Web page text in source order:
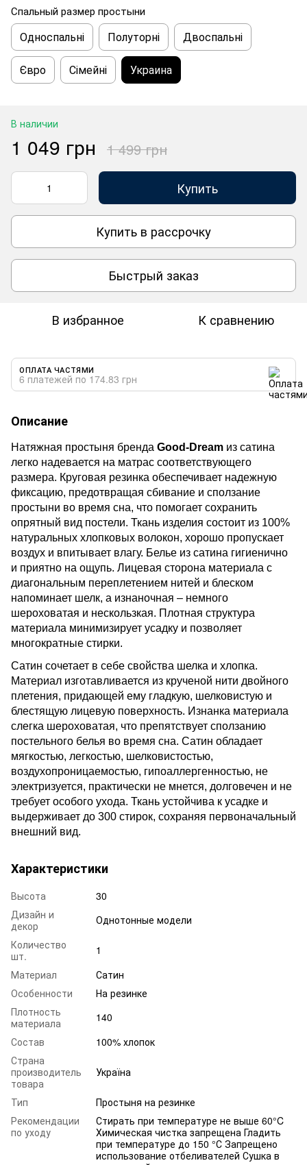
Спальный размер простыни
Односпальні Полуторні Двоспальні
Євро Сімейні Украина
В наличии
1 049 грн 1 499 грн
Купить
Купить в рассрочку
Быстрый заказ
В избранное К сравнению
ОПЛАТА ЧАСТЯМИ
6 платежей по 174.83 грн
Описание
Натяжная простыня бренда Good-Dream из сатина
легко надевается на матрас соответствующего
размера. Круговая резинка обеспечивает надежную
фиксацию, предотвращая сбивание и сползание
простыни во время сна, что помогает сохранить
опрятный вид постели. Ткань изделия состоит из 100%
натуральных хлопковых волокон, хорошо пропускает
воздух и впитывает влагу. Белье из сатина гигиенично
и приятно на ощупь. Лицевая сторона материала с
диагональным переплетением нитей и блеском
напоминает шелк, а изнаночная – немного
шероховатая и нескользкая. Плотная структура
материала минимизирует усадку и позволяет
многократные стирки.
Сатин сочетает в себе свойства шелка и хлопка.
Материал изготавливается из крученой нити двойного
плетения, придающей ему гладкую, шелковистую и
блестящую лицевую поверхность. Изнанка материала
слегка шероховатая, что препятствует сползанию
постельного белья во время сна. Сатин обладает
мягкостью, легкостью, шелковистостью,
воздухопроницаемостью, гипоаллергенностью, не
электризуется, практически не мнется, долговечен и не
требует особого ухода. Ткань устойчива к усадке и
выдерживает до 300 стирок, сохраняя первоначальный
внешний вид.
Характеристики
Высота
30
Дизайн и
декор
Однотонные модели
Количество
шт.
1
Материал
Сатин
Особенности
На резинке
Плотность
материала
140
Состав
100% хлопок
Страна
производитель
товара
Україна
Тип
Простыня на резинке
Рекомендации
по уходу
Стирать при температуре не выше 60°C
Химическая чистка запрещена Гладить
при температуре до 150 °С Запрещено
использование отбеливателей Сушка в